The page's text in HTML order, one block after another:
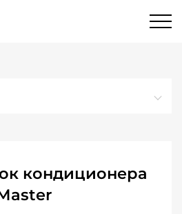
кондиционера